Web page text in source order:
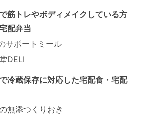
筋トレやボディメイクしている方
配弁当
サポートミール
DELI
冷蔵保存に対応した宅配食・宅配
無添つくりおき